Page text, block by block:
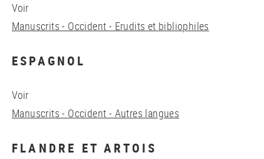
Voir
Manuscrits - Occident - Erudits et bibliophiles
ESPAGNOL
Voir
Manuscrits - Occident - Autres langues
FLANDRE ET ARTOIS